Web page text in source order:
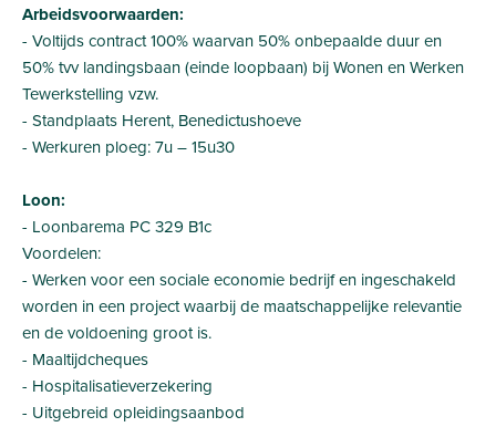
Arbeidsvoorwaarden:
- Voltijds contract 100% waarvan 50% onbepaalde duur en
50% tvv landingsbaan (einde loopbaan) bij Wonen en Werken
Tewerkstelling vzw.
- Standplaats Herent, Benedictushoeve
- Werkuren ploeg: 7u – 15u30
Loon:
- Loonbarema PC 329 B1c
Voordelen:
- Werken voor een sociale economie bedrijf en ingeschakeld
worden in een project waarbij de maatschappelijke relevantie
en de voldoening groot is.
- Maaltijdcheques
- Hospitalisatieverzekering
- Uitgebreid opleidingsaanbod